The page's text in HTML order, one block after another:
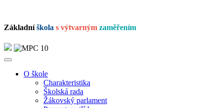
Základníškola s výtvarným zaměřením
O škole
Charakteristika
Školská rada
Žákovský parlament